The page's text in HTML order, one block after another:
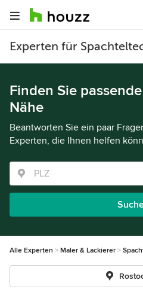
Experten für
Finden Sie
Nähe
Beantworten Sie ein paar
Experten, die Ihnen helfen
Alle Experten Maler & Lackierer